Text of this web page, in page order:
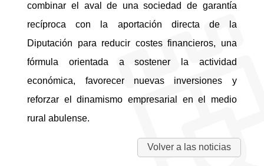
combinar el aval de una sociedad de garantía
recíproca con la aportación directa de la
Diputación para reducir costes financieros, una
fórmula orientada a sostener la actividad
económica, favorecer nuevas inversiones y
reforzar el dinamismo empresarial en el medio
rural abulense.
Volver a las noticias